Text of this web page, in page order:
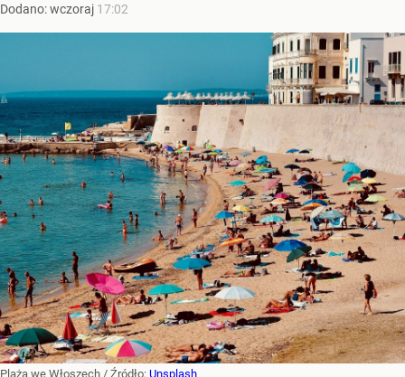
Dodano:wczoraj 17:02
Plaża we Włoszech / Źródło: Unsplash